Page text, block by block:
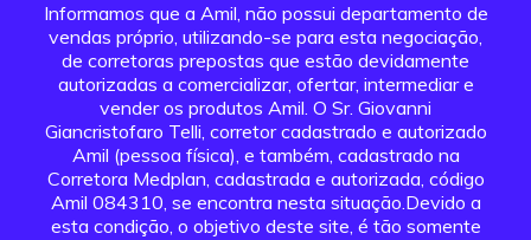
Informamos que a Amil, não possui departamento de
vendas próprio, utilizando-se para esta negociação,
de corretoras prepostas que estão devidamente
autorizadas a comercializar, ofertar, intermediar e
vender os produtos Amil. O Sr. Giovanni
Giancristofaro Telli, corretor cadastrado e autorizado
Amil (pessoa física), e também, cadastrado na
Corretora Medplan, cadastrada e autorizada, código
Amil 084310, se encontra nesta situação.Devido a
esta condição, o objetivo deste site, é tão somente